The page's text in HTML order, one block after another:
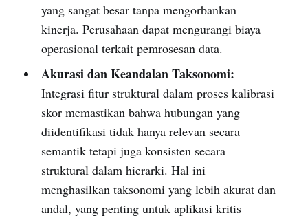
yang sangat besar tanpa mengorbankan
kinerja. Perusahaan dapat mengurangi biaya
operasional terkait pemrosesan data.
Akurasi dan Keandalan Taksonomi:
Integrasi fitur struktural dalam proses kalibrasi
skor memastikan bahwa hubungan yang
diidentifikasi tidak hanya relevan secara
semantik tetapi juga konsisten secara
struktural dalam hierarki. Hal ini
menghasilkan taksonomi yang lebih akurat dan
andal, yang penting untuk aplikasi kritis